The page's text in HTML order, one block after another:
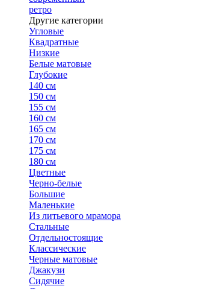
ретро
Другие категории
Угловые
Квадратные
Низкие
Белые матовые
Глубокие
140 см
150 см
155 см
160 см
165 см
170 см
175 см
180 см
Цветные
Черно-белые
Большие
Маленькие
Из литьевого мрамора
Стальные
Отдельностоящие
Классические
Черные матовые
Джакузи
Сидячие